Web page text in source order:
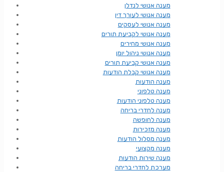
מענה אנושי לנדלן
מענה אנושי לעורך דין
מענה אנושי לעסקים
מענה אנושי לקביעת תורים
מענה אנושי מחירים
מענה אנושי ניהול יומן
מענה אנושי קביעת תורים
מענה אנושי קבלת הודעות
מענה הודעות
מענה טלפוני
מענה טלפוני הודעות
מענה לחדרי בריחה
מענה לחופשה
מענה מזכירות
מענה מסלול הודעות
מענה מקצועי
מענה שירות הודעות
מערכת לחדרי בריחה